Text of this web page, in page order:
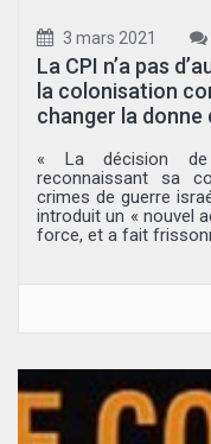
3 mars 2021
La CPI n’a pas
la colonisation
changer la
« La décision de
reconnaissant sa
crimes de guerre
introduit un « nouvel
force, et a fait